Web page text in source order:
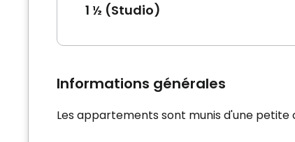
1 ½ (Studio)
Informations générales
Les appartements sont munis d'une petite